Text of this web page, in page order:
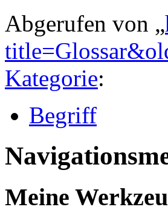
Abgerufen von „
Kategorie:
Begriff
Meine